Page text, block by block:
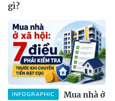
gì?
INFOGRAPHIC
Mua nhà ở